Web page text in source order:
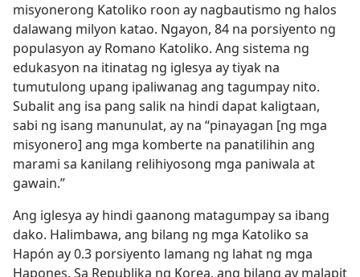
misyonerong Katoliko roon ay nagbautismo ng halos
dalawang milyon katao. Ngayon, 84 na porsiyento ng
populasyon ay Romano Katoliko. Ang sistema ng
edukasyon na itinatag ng iglesya ay tiyak na
tumutulong upang ipaliwanag ang tagumpay nito.
Subalit ang isa pang salik na hindi dapat kaligtaan,
sabi ng isang manunulat, ay na “pinayagan [ng mga
misyonero] ang mga komberte na panatilihin ang
marami sa kanilang relihiyosong mga paniwala at
gawain.”
Ang iglesya ay hindi gaanong matagumpay sa ibang
dako. Halimbawa, ang bilang ng mga Katoliko sa
Hapón ay 0.3 porsiyento lamang ng lahat ng mga
Hapones. Sa Republika ng Korea, ang bilang ay malapit